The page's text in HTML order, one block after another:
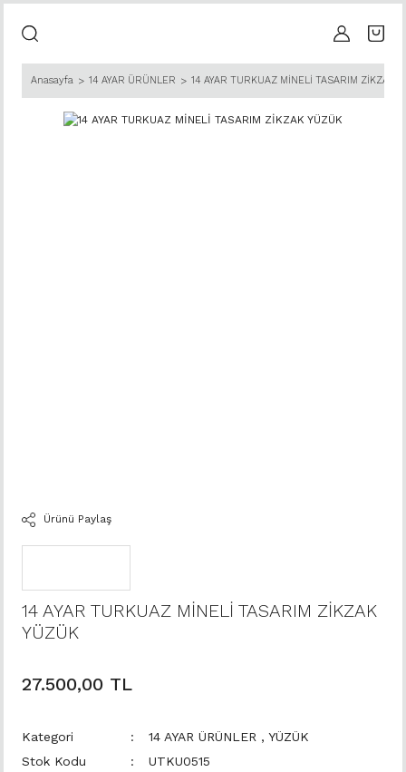
Anasayfa 14 AYAR ÜRÜNLER 14 AYAR TURKUAZ MİNELİ TASARIM ZİKZAK
Ürünü Paylaş
14 AYAR TURKUAZ MİNELİ TASARIM ZİKZAK
YÜZÜK
27.500,00 TL
Kategori 14 AYAR ÜRÜNLER , YÜZÜK
Stok Kodu
UTKU0515